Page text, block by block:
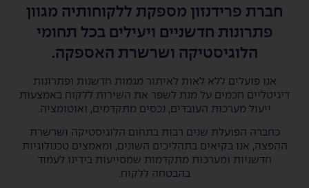
חברת פרידנזון מספקת ללקוחותיה מגוון
פתרונות חדשניים ויעילים בכל תחומי
הלוגיסטיקה ושרשרת האספקה.
אנו פועלים ללא לאות לאיתור מגמות חדשנות ופתרונות
דיגיטליים חכמים על מנת לשפר את השירות ללקוח באמצעות
ייעול מערכות העובדים, נכסים מתקדמים, ואוטומציה.
כחברה הפועלת שנים רבות בתחום הלוגיסטיקה ושרשרת
ההפצה, אנו בקיאים בתהליכים השונים, ומאמצים טכנולוגיות
חדשניות ומערכות מתקדמות שמסייעות בידינו לעמוד
בהבטחה ללקוח.